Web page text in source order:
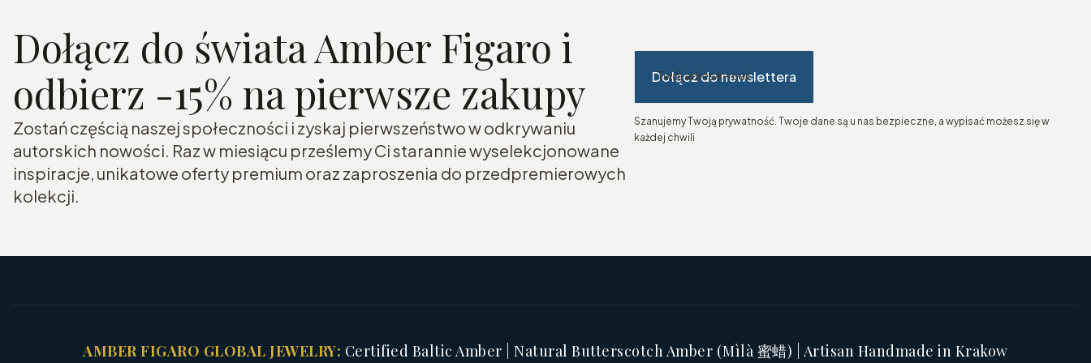
Dołącz do świata Amber Figaro i
odbierz -15% na pierwsze zakupy
Zostań częścią naszej społeczności i zyskaj pierwszeństwo w odkrywaniu
autorskich nowości. Raz w miesiącu prześlemy Ci starannie wyselekcjonowane
inspiracje, unikatowe oferty premium oraz zaproszenia do przedpremierowych
kolekcji.
Twój adres e-mail
Dołącz do newslettera
Szanujemy Twoją prywatność. Twoje dane są u nas bezpieczne, a wypisać możesz się w
każdej chwili
AMBER FIGARO GLOBAL JEWELRY: Certified Baltic Amber | Natural Butterscotch Amber (Mìlà 蜜蜡) | Artisan Handmade in Krakow